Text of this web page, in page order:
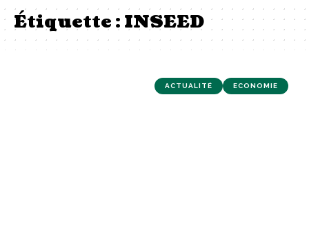
Étiquette :INSEED
ACTUALITÉ ECONOMIE